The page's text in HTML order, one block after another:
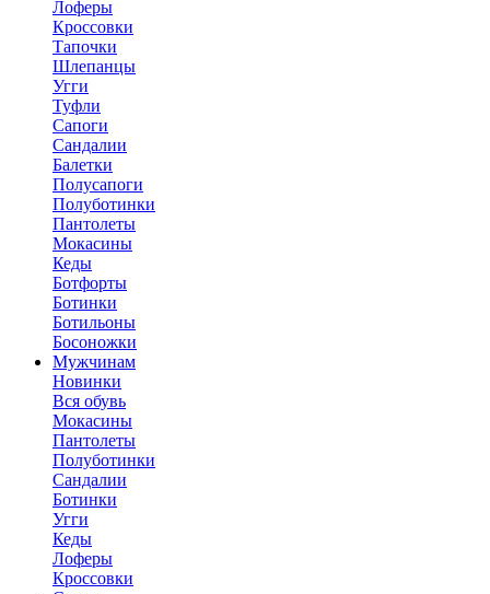
Лоферы
Кроссовки
Тапочки
Шлепанцы
Угги
Туфли
Сапоги
Сандалии
Балетки
Полусапоги
Полуботинки
Пантолеты
Мокасины
Кеды
Ботфорты
Ботинки
Ботильоны
Босоножки
Мужчинам
Новинки
Вся обувь
Мокасины
Пантолеты
Полуботинки
Сандалии
Ботинки
Угги
Кеды
Лоферы
Кроссовки